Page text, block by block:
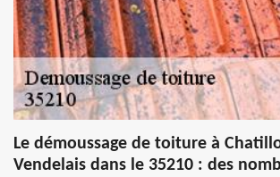
Le démoussage de toiture à
Vendelais dans le 35210 : des